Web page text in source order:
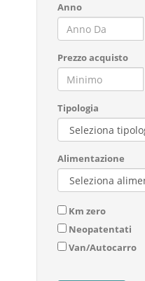
Anno
Prezzo acquisto
Tipologia
Alimentazione
Km zero
Neopatentati
Van/Autocarro